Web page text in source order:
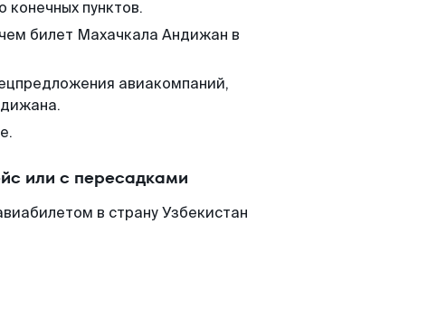
пунктов.
билет Махачкала Андижан в
авиакомпаний,
или с пересадками
в страну Узбекистан